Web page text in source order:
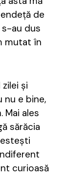
de
au dus
mutat în
și
nu e bine,
Mai ales
sărăcia
curioasă